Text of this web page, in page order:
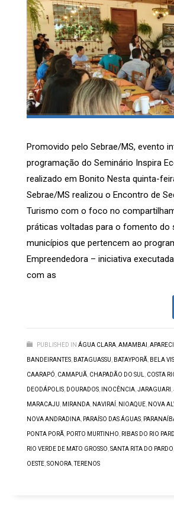
Promovido pelo Sebrae/MS, evento
programação do Seminário Inspira
realizado em Bonito Nesta quinta-
Sebrae/MS realizou o Encontro de
Turismo com o foco no
práticas voltadas para o fomento do
municípios que pertencem ao
Empreendedora – iniciativa
com as
PUBLISHED IN ÁGUA CLARA,AMAMBAI ,
BANDEIRANTES, BATAGUASSU, BATAYPORÃ, BELA
CAARAPÓ, CAMAPUÃ, CHAPADÃO DO SUL, COSTA
DEODÁPOLIS, DOURADOS, INOCÊNCIA,JARAGUARI ,
MARACAJU, MIRANDA, NAVIRAÍ , NIOAQUE, NOVA
NOVA ANDRADINA, PARAÍSO DAS ÁGUAS,
PONTA PORÃ, PORTO MURTINHO, RIBAS DO RIO
RIO VERDE DE MATO GROSSO,SANTA RITA DO PARDO
OESTE,SONORA, TERENOS